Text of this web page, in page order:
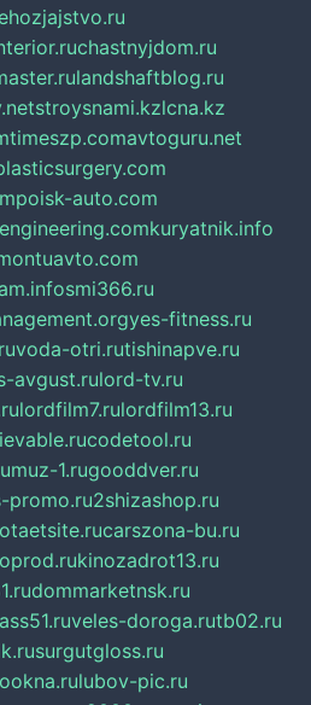
chastnyjdom.ru
landshaftblog.ru
stroysnami.kzlcna.kz
timeszp.comavtoguru.net
poisk-auto.com
kuryatnik.info
smi366.ru
yes-fitness.ru
voda-otri.rutishinapve.ru
avgust.rulord-tv.ru
lordfilm7.rulordfilm13.ru
codetool.ru
muz-1.rugooddver.ru
promo.ru2shizashop.ru
carszona-bu.ru
kinozadrot13.ru
dommarketnsk.ru
veles-doroga.rutb02.ru
surgutgloss.ru
lubov-pic.ru